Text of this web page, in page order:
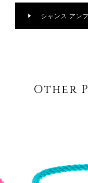
シャンス アン
Other